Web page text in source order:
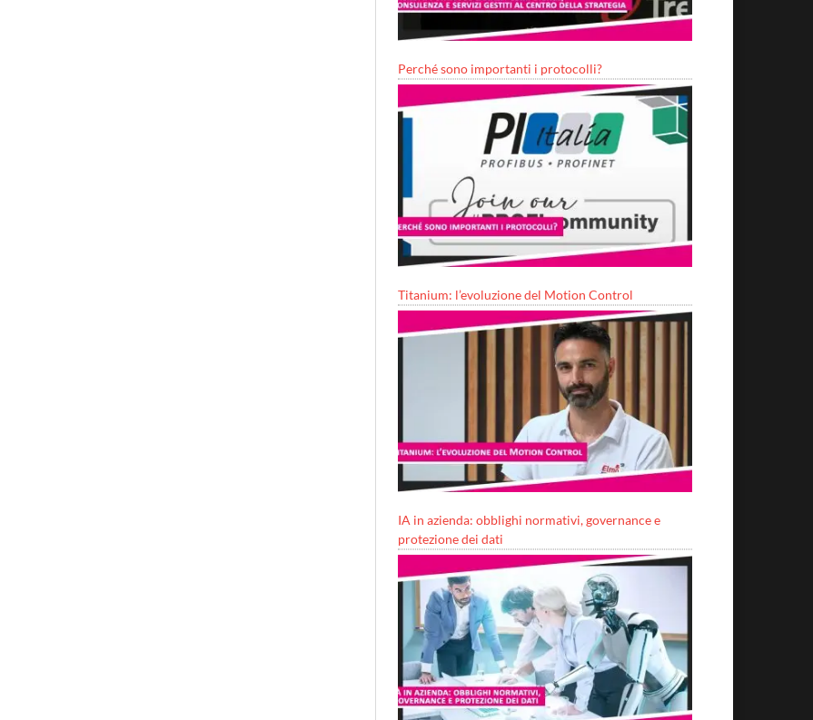
Perché sono importanti i protocolli?
Titanium: l’evoluzione del Motion Control
IA in azienda: obblighi normativi, governance e
protezione dei dati